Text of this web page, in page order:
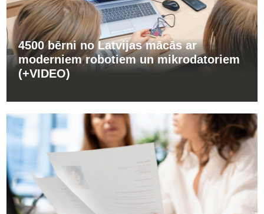
4500 bērni no Latvijas mācās ar
moderniem robotiem un mikrodatoriem
(+VIDEO)